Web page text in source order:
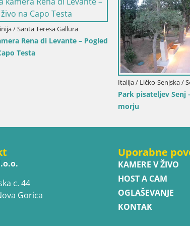
Spletna kamera Velenjsko jezero –
Hrvaška
v živo
c. 44
Gorica
Uporabne
KAMERE V ŽIVO
HOST A CAM
OGLAŠEVANJE
KONTAK